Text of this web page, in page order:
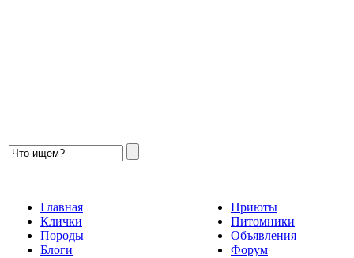
Главная
Клички
Породы
Блоги
Приюты
Питомники
Объявления
Форум